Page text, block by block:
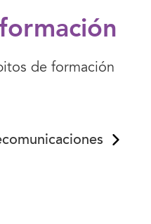
de formación